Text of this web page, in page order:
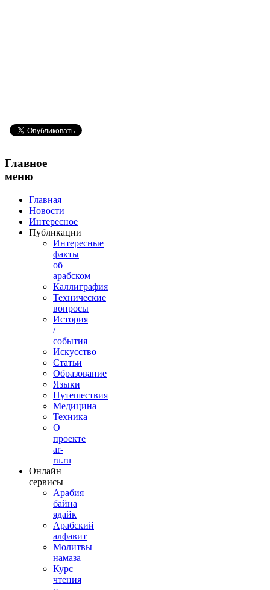
Главное
меню
Главная
Новости
Интересное
Публикации
Интересные
факты
об
арабском
Каллиграфия
Технические
вопросы
История
/
события
Искусство
Статьи
Образование
Языки
Путешествия
Медицина
Техника
О
проекте
ar-
ru.ru
Онлайн
сервисы
Арабия
байна
ядайк
Арабский
алфавит
Молитвы
намаза
Курс
чтения